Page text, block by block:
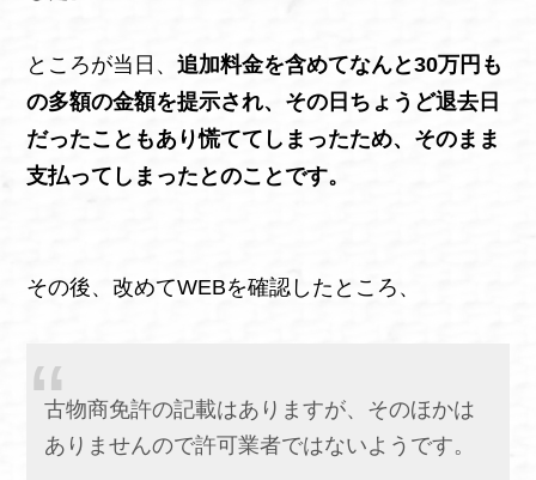
ところが当日、追加料金を含めてなんと30万円も
の多額の金額を提示され、その日ちょうど退去日
だったこともあり慌ててしまったため、そのまま
支払ってしまったとのことです。
その後、改めてWEBを確認したところ、
古物商免許の記載はありますが、そのほかは
ありませんので許可業者ではないようです。